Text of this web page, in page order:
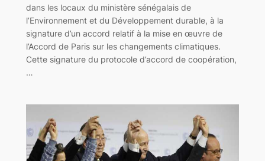
dans les locaux du ministère sénégalais de
l’Environnement et du Développement durable, à la
signature d’un accord relatif à la mise en œuvre de
l’Accord de Paris sur les changements climatiques.
Cette signature du protocole d’accord de coopération,
…